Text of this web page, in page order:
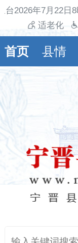
2026年7月22日8
适老化
首页 县情